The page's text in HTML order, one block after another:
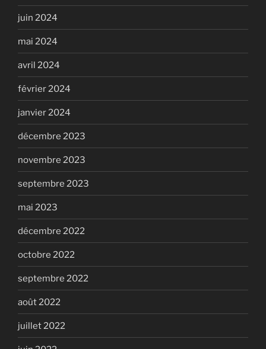
juin 2024
mai 2024
avril 2024
février 2024
janvier 2024
décembre 2023
novembre 2023
septembre 2023
mai 2023
décembre 2022
octobre 2022
septembre 2022
août 2022
juillet 2022